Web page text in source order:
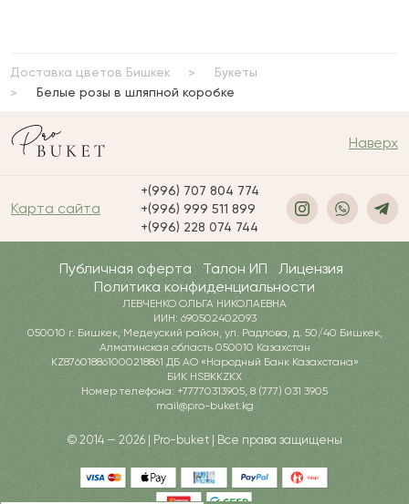
Доставка цветов Бишкек
Букеты
Белые розы в шляпной коробке
Наверх
Карта сайта
+(996) 707 804 774
+(996) 999 511 899
+(996) 228 074 744
Публичная оферта Талон ИП
Лицензия
Политика конфиденциальности
ЛЕВЧЕНКО ОЛЬГА НИКОЛАЕВНА
ИИН: 690502402093
050010 г. Бишкек, Медеуский район, ул. Радлова, д. 50/40 Бишкек,
Алматинская область 050010 Казахстан
KZ876018861000218861 ДБ АО «Народный Банк Казахстана»
БИК HSBKKZKX
Номер телефона: +77770313905, 8 (777) 031 3905
mail@pro-buket.kg
© 2014 — 2026 | Pro-buket | Все права защищены